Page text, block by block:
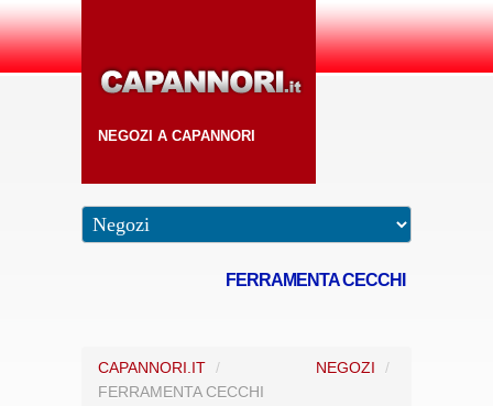
NEGOZI A CAPANNORI
FERRAMENTA CECCHI
CAPANNORI.IT / NEGOZI
/
FERRAMENTA CECCHI